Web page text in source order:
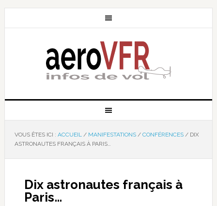
VOUS ÊTES ICI : ACCUEIL / MANIFESTATIONS / CONFÉRENCES /DIX
ASTRONAUTES FRANÇAIS À PARIS…
Dix astronautes français à
Paris…